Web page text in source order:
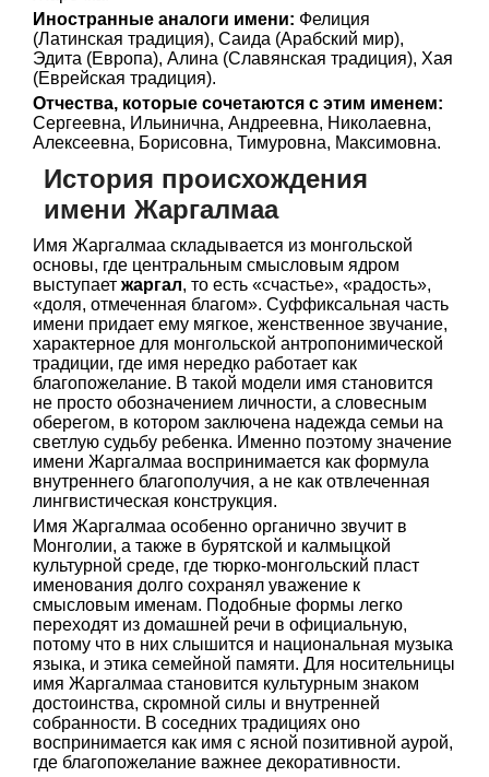
Иностранные аналоги имени: Фелиция
(Латинская традиция), Саида (Арабский мир),
Эдита (Европа), Алина (Славянская традиция), Хая
(Еврейская традиция).
Отчества, которые сочетаются с этим именем:
Сергеевна, Ильинична, Андреевна, Николаевна,
Алексеевна, Борисовна, Тимуровна, Максимовна.
История происхождения
имени Жаргалмаа
Имя Жаргалмаа складывается из монгольской
основы, где центральным смысловым ядром
выступает жаргал, то есть «счастье», «радость»,
«доля, отмеченная благом». Суффиксальная часть
имени придает ему мягкое, женственное звучание,
характерное для монгольской антропонимической
традиции, где имя нередко работает как
благопожелание. В такой модели имя становится
не просто обозначением личности, а словесным
оберегом, в котором заключена надежда семьи на
светлую судьбу ребенка. Именно поэтому значение
имени Жаргалмаа воспринимается как формула
внутреннего благополучия, а не как отвлеченная
лингвистическая конструкция.
Имя Жаргалмаа особенно органично звучит в
Монголии, а также в бурятской и калмыцкой
культурной среде, где тюрко-монгольский пласт
именования долго сохранял уважение к
смысловым именам. Подобные формы легко
переходят из домашней речи в официальную,
потому что в них слышится и национальная музыка
языка, и этика семейной памяти. Для носительницы
имя Жаргалмаа становится культурным знаком
достоинства, скромной силы и внутренней
собранности. В соседних традициях оно
воспринимается как имя с ясной позитивной аурой,
где благопожелание важнее декоративности.